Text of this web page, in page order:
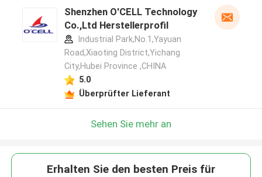
Shenzhen O'CELL Technology
Co.,Ltd Herstellerprofil
Industrial Park,No.1,Yayuan
Road,Xiaoting District,Yichang
City,Hubei Province ,CHINA
5.0
Überprüfter Lieferant
Sehen Sie mehr an
Erhalten Sie den besten Preis für